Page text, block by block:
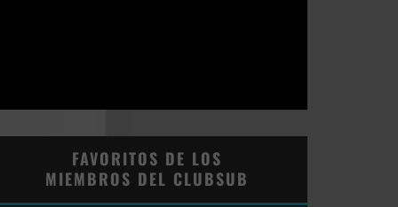
FAVORITOS DE LOS
MIEMBROS DEL CLUBSUB